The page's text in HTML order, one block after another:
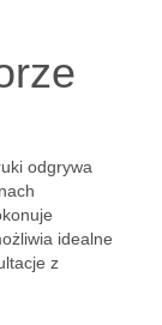
odgrywa
idealne
z